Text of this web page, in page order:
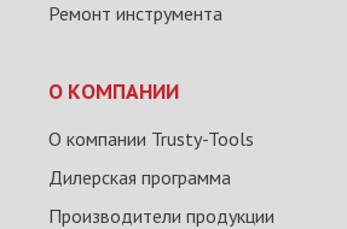
Ремонт инструмента
О КОМПАНИИ
О компании Trusty-Tools
Дилерская программа
Производители продукции